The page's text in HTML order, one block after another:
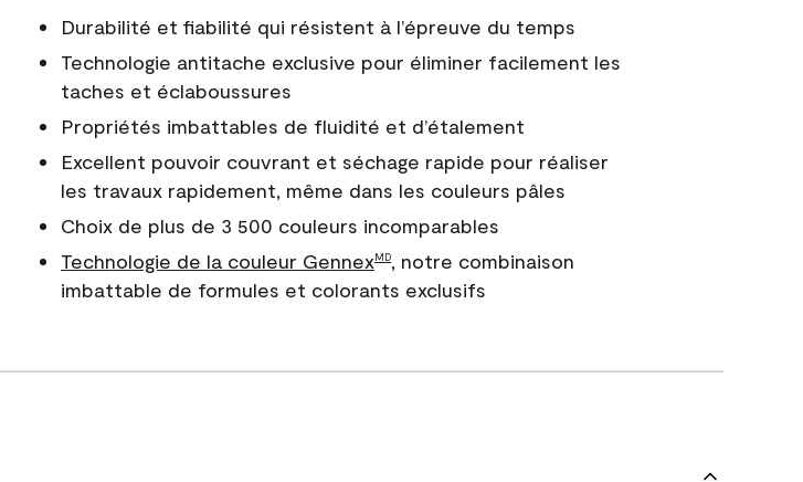
Durabilité et fiabilité qui résistent à l’épreuve du temps
Technologie antitache exclusive pour éliminer facilement les
taches et éclaboussures
Propriétés imbattables de fluidité et d’étalement
Excellent pouvoir couvrant et séchage rapide pour réaliser
les travaux rapidement, même dans les couleurs pâles
Choix de plus de 3 500 couleurs incomparables
Technologie de la couleur GennexMD, notre combinaison
imbattable de formules et colorants exclusifs